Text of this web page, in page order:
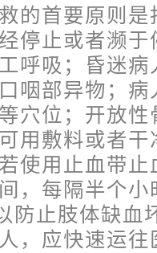
的首要原则
停止或者濒
呼吸；昏迷
咽部异物；
穴位；开放
用敷料或者
使用止血带
，每隔半个
防止肢体缺血
，应快速运